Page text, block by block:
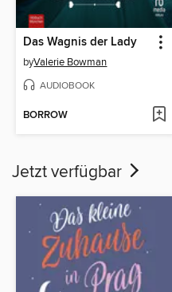
Das Wagnis der Lady
byValerie Bowman
AUDIOBOOK
BORROW
Jetzt verfügbar